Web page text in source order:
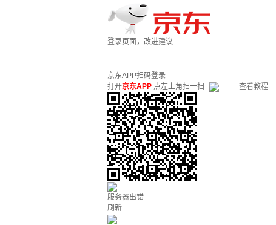
登录页面，改进建议
京东APP扫码登录
打开京东APP 点左上角扫一扫 查看教程
服务器出错
刷新